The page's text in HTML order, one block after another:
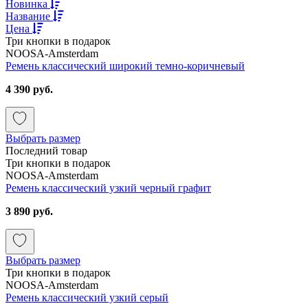
Новинка
Название
Цена
Три кнопки в подарок
NOOSA-Amsterdam
Ремень классический широкий темно-коричневый
4 390 руб.
Выбрать размер
Последний товар
Три кнопки в подарок
NOOSA-Amsterdam
Ремень классический узкий черный графит
3 890 руб.
Выбрать размер
Три кнопки в подарок
NOOSA-Amsterdam
Ремень классический узкий серый